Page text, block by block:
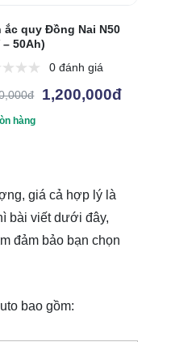
ắc quy Đồng Nai N50
– 50Ah)
0 đánh giá
1,200,000đ
hàng
giá cả hợp lý là
bài viết dưới đây,
đảm bảo bạn chọn
bao gồm: